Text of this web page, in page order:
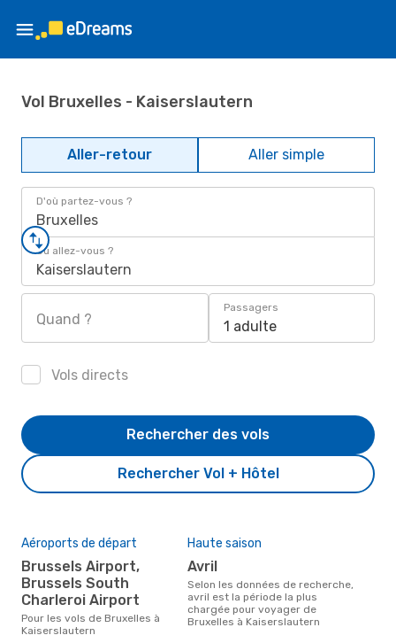
Vol Bruxelles - Kaiserslautern
Aller-retour Aller simple
D'où partez-vous ?
Bruxelles
Où allez-vous ?
Kaiserslautern
Quand ?
Passagers
1 adulte
Vols directs
Rechercher Vol + Hôtel
Rechercher des vols
Aéroports de départ
Brussels Airport,
Brussels South
Charleroi Airport
Pour les vols de Bruxelles à
Kaiserslautern
Haute saison
avril
Selon les données de recherche,
avril est la période la plus
chargée pour voyager de
Bruxelles à Kaiserslautern